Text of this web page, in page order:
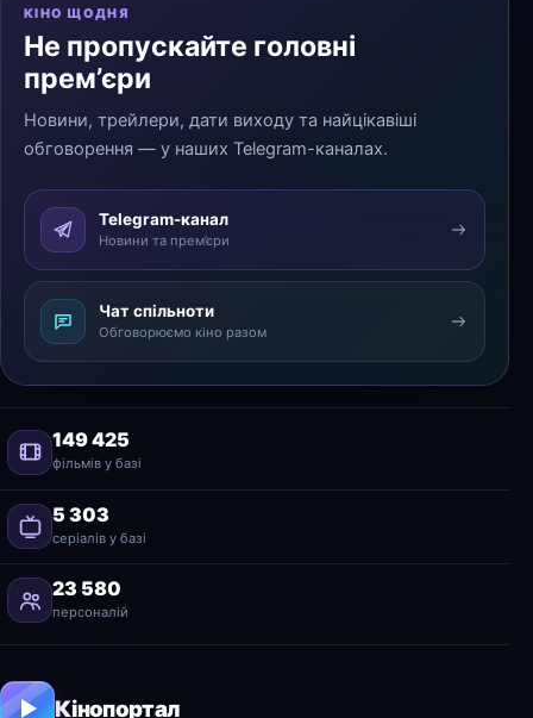
КІНО ЩОДНЯ
Не пропускайте головні
прем’єри
Новини, трейлери, дати виходу та найцікавіші
обговорення — у наших Telegram-каналах.
Telegram-канал
Новини та прем’єри
Чат спільноти
Обговорюємо кіно разом
149 425
фільмів у базі
5 303
серіалів у базі
23 580
персоналій
Кінопортал